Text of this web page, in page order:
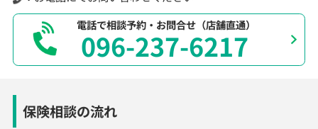
電話で相談予約・お問合せ（店舗直通）
096-237-6217
保険相談の流れ